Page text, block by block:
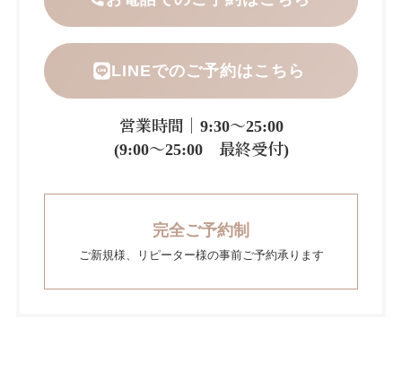
LINEでのご予約はこちら
営業時間｜9:30～25:00
(9:00～25:00 最終受付)
完全ご予約制
ご新規様、リピーター様の事前ご予約承ります